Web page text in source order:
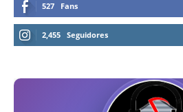
527 Fans
2,455 Seguidores